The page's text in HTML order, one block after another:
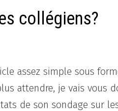
collégiens?
assez simple sous
attendre, je vais vous
de son sondage sur